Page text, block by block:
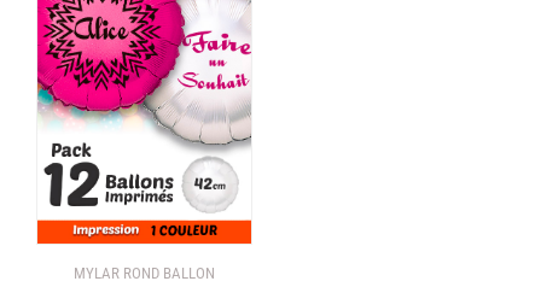
MYLAR ROND BALLON